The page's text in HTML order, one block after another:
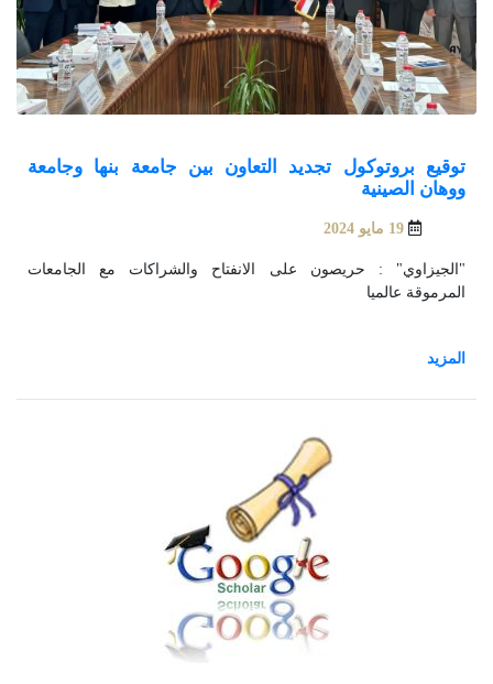
توقيع بروتوكول تجديد التعاون بين جامعة بنها وجامعة
ووهان الصينية
19 مايو 2024
"الجيزاوي" : حريصون على الانفتاح والشراكات مع الجامعات
المرموقة عالميا